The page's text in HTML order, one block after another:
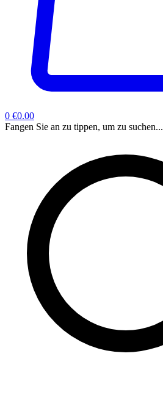
0 €0.00
Fangen Sie an zu tippen, um zu suchen...